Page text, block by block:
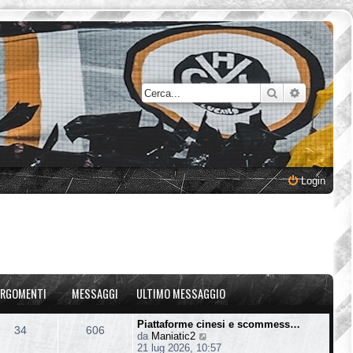
Cerca Ricerca
Login
MESSAGGI ULTIMO MESSAGGIO
34 606
Piattaforme cinesi e scommess…
da Maniatic2
e
21 lug 2026, 10:57